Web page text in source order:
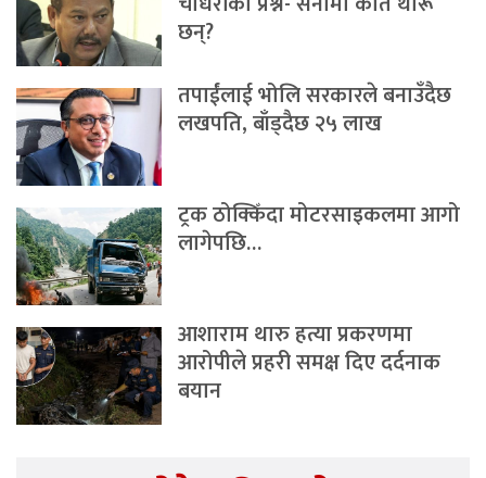
छन्?
तपाईंलाई भोलि सरकारले बनाउँदैछ
लखपति, बाँड्दैछ २५ लाख
ट्रक ठोक्किँदा मोटरसाइकलमा आगो
लागेपछि…
आशाराम थारु हत्या प्रकरणमा
आरोपीले प्रहरी समक्ष दिए दर्दनाक
बयान